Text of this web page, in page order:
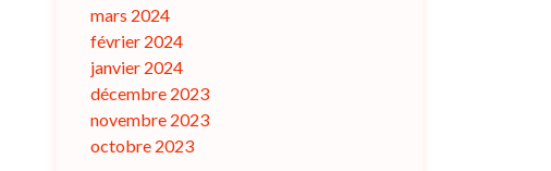
mars 2024
février 2024
janvier 2024
décembre 2023
novembre 2023
octobre 2023